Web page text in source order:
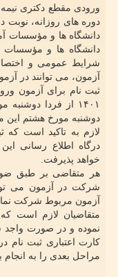
دوره های روزانه، نوبت
دانشگاه ها و مؤسسات
دانشگاه ها و مؤسسات
شرایط عمومی و
آزمون، می توانند در
۱۴۰۱ از فردا
دوشنبه مورخ هشتم این
لازم به تاکید است که
درگاه اطلاع رسانی این
خواهد پذیرفت.
هر متقاضی بر طبق
شرکت در آزمون می
آزمون مربوط شرکت
متقاضیان لازم است که
نموده و در صورت واجد
کارت اعتباری ثبت نام
مراحل بعدی را به انجام